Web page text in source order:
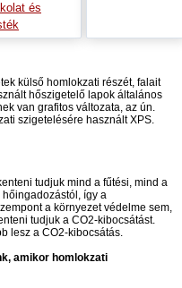
és
külső homlokzati részét, falait
hőszigetelő lapok általános
van grafitos változata, az ún.
szigetelésére használt XPS.
tudjuk mind a fűtési, mind a
így a
a környezet védelme sem,
tudjuk a CO2-kibocsátást.
lesz a CO2-kibocsátás.
amikor homlokzati